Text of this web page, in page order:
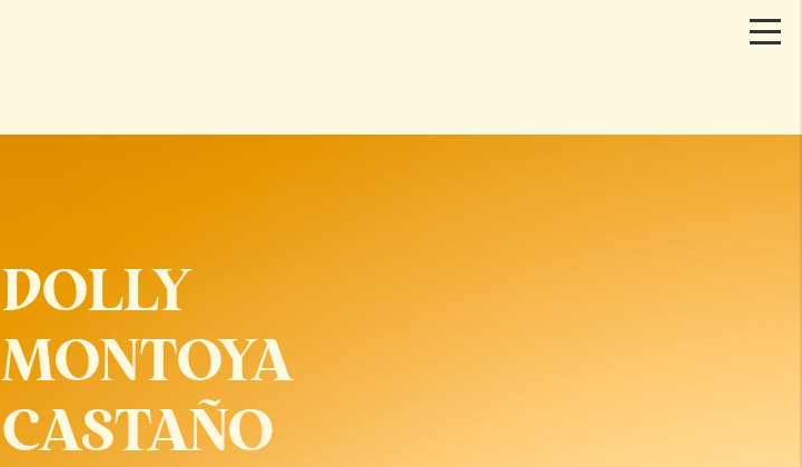
DOLLY
MONTOYA
CASTAÑO